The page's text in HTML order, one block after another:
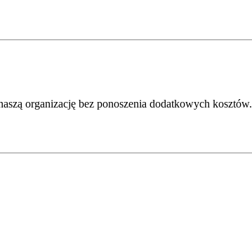
organizację bez ponoszenia dodatkowych kosztów.